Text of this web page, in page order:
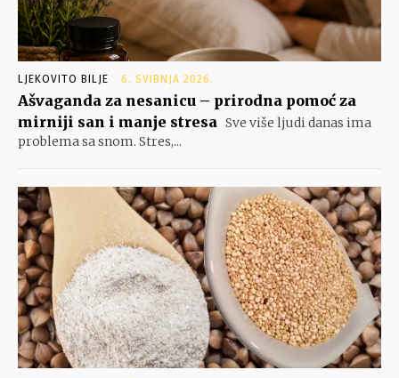
LJEKOVITO BILJE 6. SVIBNJA 2026.
Ašvaganda za nesanicu – prirodna pomoć za
mirniji san i manje stresa Sve više ljudi danas ima
problema sa snom. Stres,...